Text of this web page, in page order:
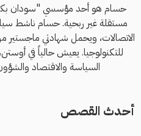
حسام هو أحد مؤسسي "سودان
مستقلة غير ربحية. حسام
الاتصالات، ويحمل شهادتي ماجستير
للتكنولوجيا. يعيش حالياً في
السياسة والاقتصاد
أحدث القصص